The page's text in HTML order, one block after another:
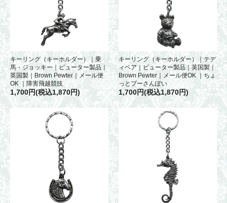
キーリング（キーホルダー）｜乗
馬・ジョッキー｜ピューター製品｜
英国製｜Brown Pewter｜メール便
OK ｜障害飛越競技
1,700円(税込1,870円)
キーリング（キーホルダー）｜テデ
ィベア｜ピューター製品｜英国製｜
Brown Pewter｜メール便OK ｜ちょ
っとプーさんぽい
1,700円(税込1,870円)